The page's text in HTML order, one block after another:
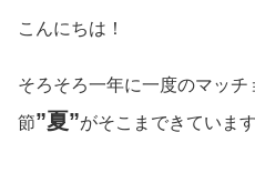
こんにちは！
そろそろ一年に一度のマッ
節”夏”がそこまできています